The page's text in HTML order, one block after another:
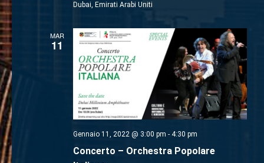
Dubai, Emirati Arabi Uniti
MAR
11
Gennaio 11, 2022 @ 3:00 pm - 4:30 pm
Concerto – Orchestra Popolare